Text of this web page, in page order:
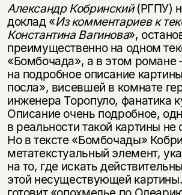
Александр Кобринский(РГПУ)
доклад «Из комментариев к
Константина Вагинова»,
преимущественно на одном
«Бомбочада», а в этом
на подробное описание
посла», висевшей в комнате
инженера Торопуло, фанатика
Описание очень подробное,
в реальности такой картины не
Но в тексте «Бомбочады»
метатекстуальный элемент,
на то, где искать
этой несуществующей